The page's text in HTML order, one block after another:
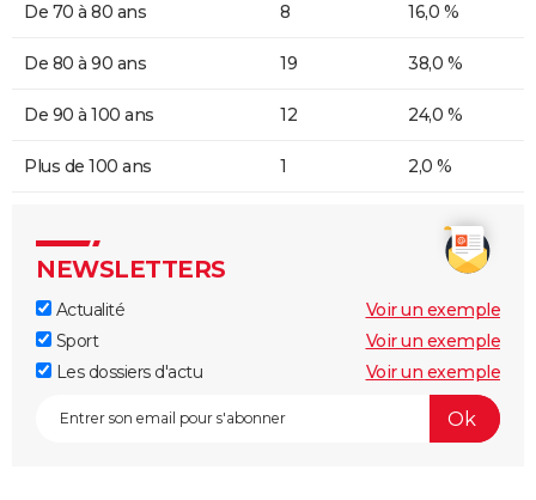
De 70 à 80 ans 8 16,0 %
De 80 à 90 ans 19 38,0 %
De 90 à 100 ans 12 24,0 %
Plus de 100 ans 1 2,0 %
NEWSLETTERS
Actualité
Voir un exemple
Sport
Voir un exemple
Les dossiers d'actu
Voir un exemple